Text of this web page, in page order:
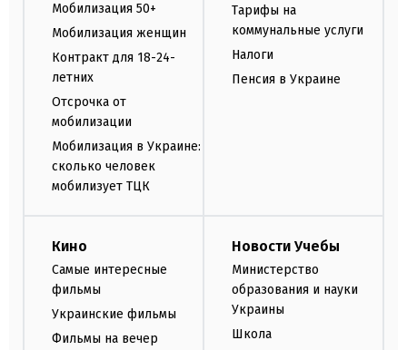
Мобилизация 50+
Мобилизация женщин
Контракт для 18-24-
летних
Отсрочка от
мобилизации
Мобилизация в Украине:
сколько человек
мобилизует ТЦК
Тарифы на
коммунальные услуги
Налоги
Пенсия в Украине
Кино
Самые интересные
фильмы
Украинские фильмы
Фильмы на вечер
Новости Учебы
Министерство
образования и науки
Украины
Школа